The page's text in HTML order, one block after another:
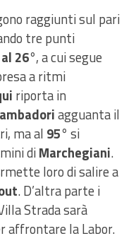
raggiunti sul pari
tre punti
26°, a cui segue
a ritmi
riporta in
agguanta il
ma al 95° si
diMarchegiani.
loro di salire a
. D’altra parte i
Strada sarà
affrontare la Labor.